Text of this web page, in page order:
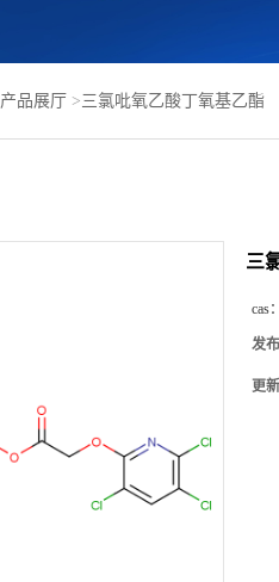
产品展厅 >三氯吡氧乙酸丁氧基乙酯
三
cas：
发
更